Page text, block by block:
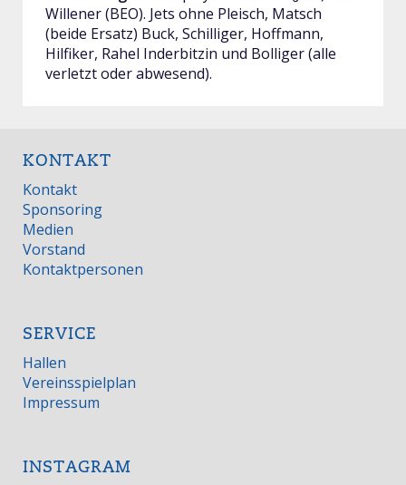
Willener (BEO). Jets ohne Pleisch, Matsch
(beide Ersatz) Buck, Schilliger, Hoffmann,
Hilfiker, Rahel Inderbitzin und Bolliger (alle
verletzt oder abwesend).
KONTAKT
Kontakt
Sponsoring
Medien
Vorstand
Kontaktpersonen
SERVICE
Hallen
Vereinsspielplan
Impressum
INSTAGRAM